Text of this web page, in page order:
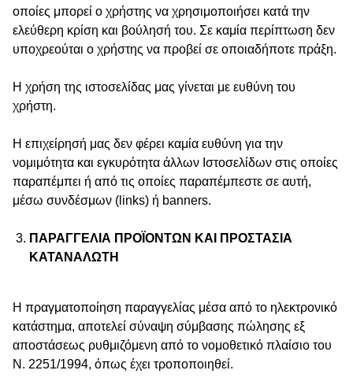
οποίες μπορεί ο χρήστης να χρησιμοποιήσει κατά την
ελεύθερη κρίση και βούλησή του. Σε καμία περίπτωση δεν
υποχρεούται ο χρήστης να προβεί σε οποιαδήποτε πράξη.
Η χρήση της ιστοσελίδας μας γίνεται με ευθύνη του
χρήστη.
Η επιχείρησή μας δεν φέρει καμία ευθύνη για την
νομιμότητα και εγκυρότητα άλλων Ιστοσελίδων στις οποίες
παραπέμπει ή από τις οποίες παραπέμπεστε σε αυτή,
μέσω συνδέσμων (links) ή banners.
ΠΑΡΑΓΓΕΛΙΑ ΠΡΟΪΟΝΤΩΝ ΚΑΙ ΠΡΟΣΤΑΣΙΑ
ΚΑΤΑΝΑΛΩΤΗ
Η πραγματοποίηση παραγγελίας μέσα από το ηλεκτρονικό
κατάστημα, αποτελεί σύναψη σύμβασης πώλησης εξ
αποστάσεως ρυθμιζόμενη από το νομοθετικό πλαίσιο του
Ν. 2251/1994, όπως έχει τροποποιηθεί.